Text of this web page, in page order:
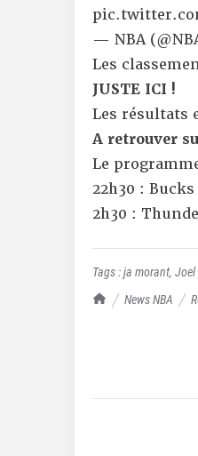
TrashTalk Actu
News NBA
— NBA
Les
JUSTE ICI !
Les résultats
A retrouver
Le
22h30 :
2h30 :
Tags :ja morant, Joel